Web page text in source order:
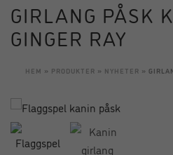
GIRLANG PÅSK
GINGER RAY
HEM » PRODUKTER » NYHETER »